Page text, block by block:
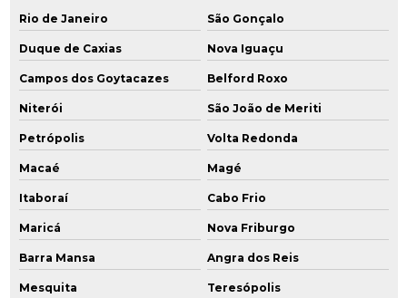
Empresa que faz análise de água
Empresa que faz análise de solo
Empresas de consultoria ambiental em são paulo
Empresas de consultoria em meio ambiente
Empresas de engenharia ambiental em sp
Empresas de remediação ambiental
Gerenciamento ambiental
Rio de Janeiro São Gonçalo
Duque de Caxias Nova Iguaçu
Campos dos Goytacazes Belford Roxo
Niterói São João de Meriti
Petrópolis Volta Redonda
Macaé Magé
Itaboraí Cabo Frio
Maricá Nova Friburgo
Barra Mansa Angra dos Reis
Mesquita Teresópolis